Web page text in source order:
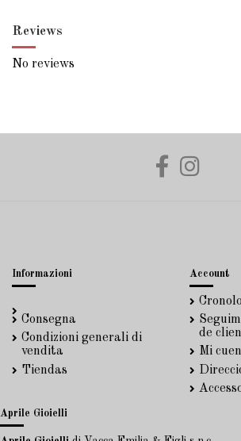
Reviews
No reviews
Informazioni
Consegna
Condizioni generali di
vendita
Tiendas
Account
de
Mi
Aprile Gioielli